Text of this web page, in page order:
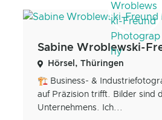
Hörsel, Thüringen
🏗️ Business- &
auf Präzision trifft. Bilder sind
Unternehmens. Ich...